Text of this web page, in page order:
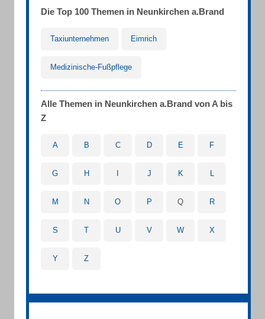
Die Top 100 Themen in Neunkirchen a.Brand
Taxiunternehmen Eimrich
Medizinische-Fußpflege
Alle Themen in Neunkirchen a.Brand von A bis
Z
A B C D E F
G H J K L
M N O P Q R
S T U V W X
Y Z